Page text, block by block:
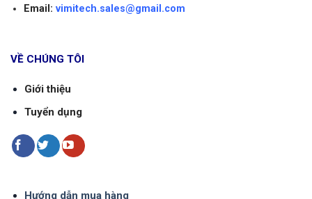
Khả năng linh hoạt trong việc thiết kế: Với đa
thiết kế.
5. Lưu ý lắp đặt Zenner DN100
Email: vimitech.sales@gmail.com
VỀ CHÚNG TÔI
Giới thiệu
Tuyển dụng
Hướng dẫn mua hàng